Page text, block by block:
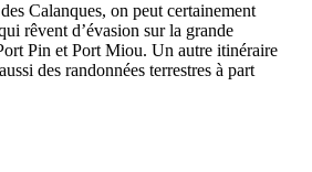
Calanques, on peut certainement
rêvent d’évasion sur la grande
Pin et Port Miou. Un autre itinéraire
des randonnées terrestres à part